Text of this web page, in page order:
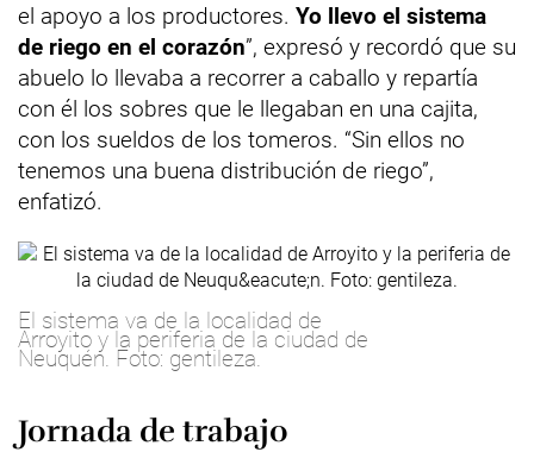
el apoyo a los productores. Yo llevo el sistema
de riego en el corazón”, expresó y recordó que su
abuelo lo llevaba a recorrer a caballo y repartía
con él los sobres que le llegaban en una cajita,
con los sueldos de los tomeros. “Sin ellos no
tenemos una buena distribución de riego”,
enfatizó.
El sistema va de la localidad de
Arroyito y la periferia de la ciudad de
Neuquén. Foto: gentileza.
Jornada de trabajo